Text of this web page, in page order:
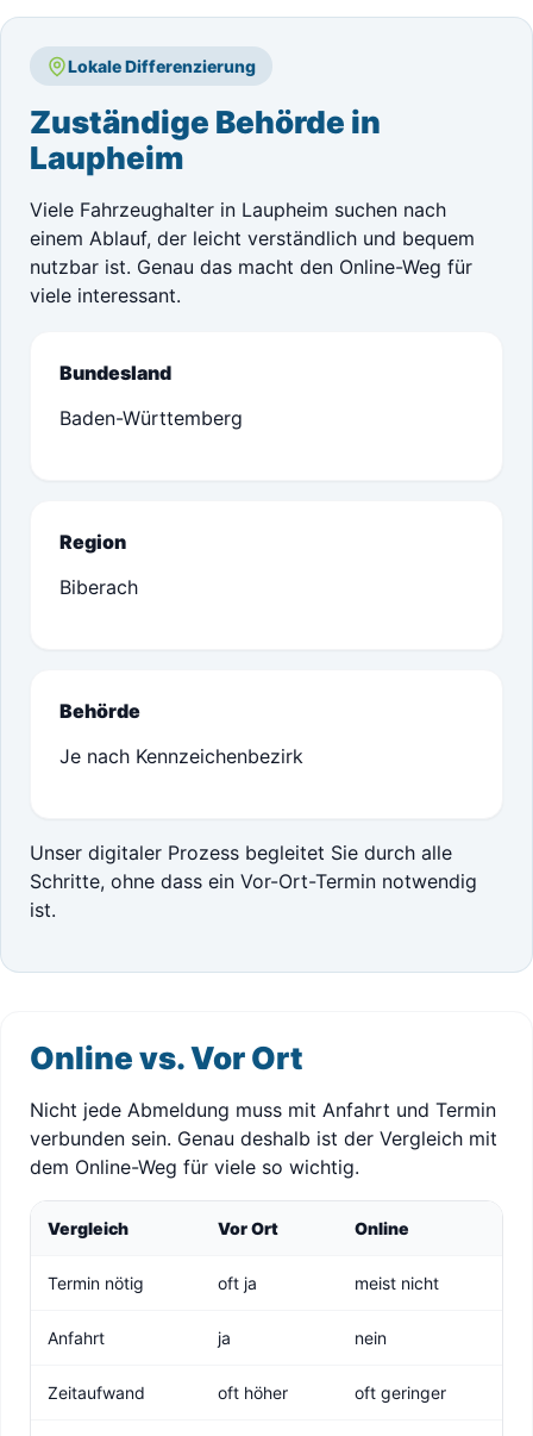
Lokale Differenzierung
Zuständige Behörde in
Laupheim
Viele Fahrzeughalter in Laupheim suchen nach
einem Ablauf, der leicht verständlich und bequem
nutzbar ist. Genau das macht den Online-Weg für
viele interessant.
Bundesland
Baden-Württemberg
Region
Biberach
Behörde
Je nach Kennzeichenbezirk
Unser digitaler Prozess begleitet Sie durch alle
Schritte, ohne dass ein Vor-Ort-Termin notwendig
ist.
Online vs. Vor Ort
Nicht jede Abmeldung muss mit Anfahrt und Termin
verbunden sein. Genau deshalb ist der Vergleich mit
dem Online-Weg für viele so wichtig.
Vergleich Vor Ort Online
Termin nötig oft ja meist nicht
Anfahrt ja nein
Zeitaufwand oft höher oft geringer